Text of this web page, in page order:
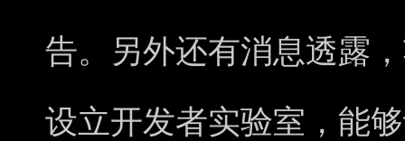
告。另外还有消息透露
设立开发者实验室，能